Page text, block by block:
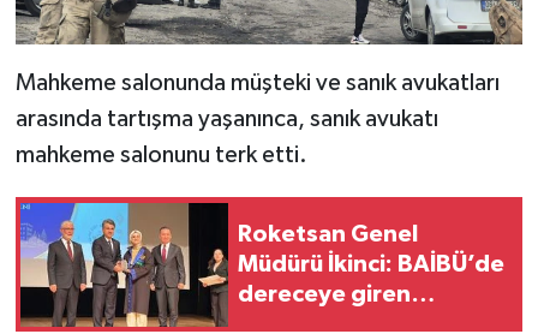
Mahkeme salonunda müşteki ve sanık avukatları
arasında tartışma yaşanınca, sanık avukatı
mahkeme salonunu terk etti.
Roketsan Genel
Müdürü İkinci: BAİBÜ’de
dereceye giren